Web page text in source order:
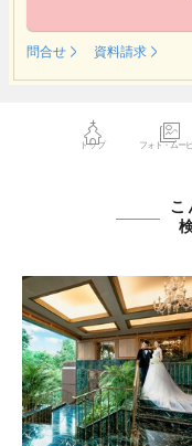
問合せ 資料請求
トップ フォト・ムー
こ